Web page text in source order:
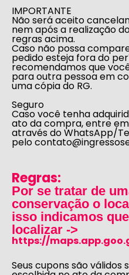
IMPORTANTE
Não será aceito
nem após a realização
regras acima.
Caso não possa
pedido esteja fora do
recomendamos que
para outra pessoa em
uma cópia do RG.
Seguro
Caso você tenha
ato da compra, entre
através do WhatsApp/
pelo
Regras:
Por se tratar de
conservação o
isso indicamos
localizar ->
https://
Seus cupons são